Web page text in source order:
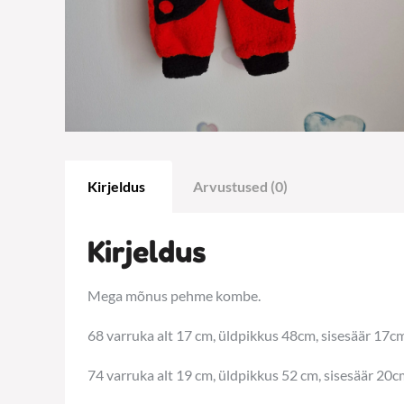
Kirjeldus Arvustused (0)
Kirjeldus
Mega mõnus pehme kombe.
68 varruka alt 17 cm, üldpikkus 48cm, sisesäär
74 varruka alt 19 cm, üldpikkus 52 cm, sisesäär